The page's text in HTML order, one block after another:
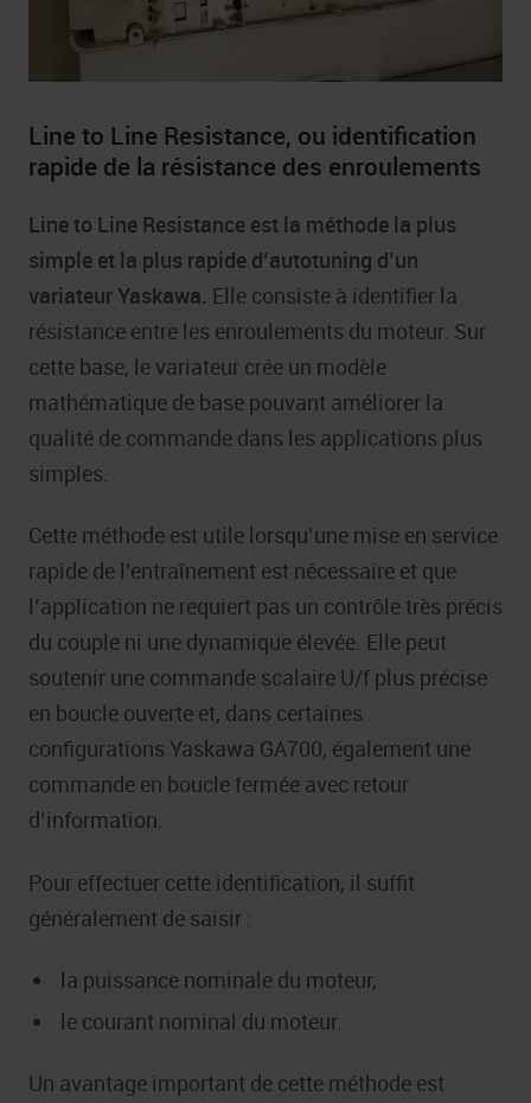
Line to Line Resistance, ou identification
rapide de la résistance des enroulements
Line to Line Resistance est la méthode la plus
simple et la plus rapide d’autotuning d’un
variateur Yaskawa. Elle consiste à identifier la
résistance entre les enroulements du moteur. Sur
cette base, le variateur crée un modèle
mathématique de base pouvant améliorer la
qualité de commande dans les applications plus
simples.
Cette méthode est utile lorsqu’une mise en service
rapide de l’entraînement est nécessaire et que
l’application ne requiert pas un contrôle très précis
du couple ni une dynamique élevée. Elle peut
soutenir une commande scalaire U/f plus précise
en boucle ouverte et, dans certaines
configurations Yaskawa GA700, également une
commande en boucle fermée avec retour
d’information.
Pour effectuer cette identification, il suffit
généralement de saisir :
la puissance nominale du moteur,
le courant nominal du moteur.
Un avantage important de cette méthode est